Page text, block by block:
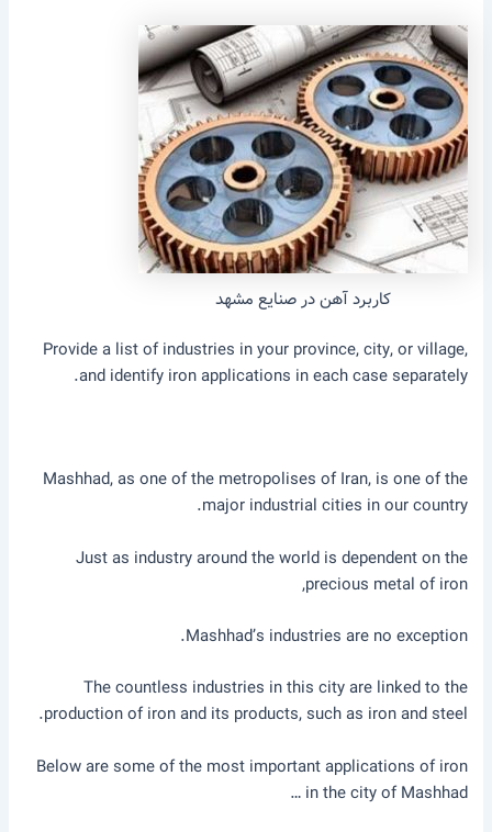
کاربرد آهن در صنایع مشهد
Provide a list of industries in your province, city, or village,
and identify iron applications in each case separately.
Mashhad, as one of the metropolises of Iran, is one of the
major industrial cities in our country.
Just as industry around the world is dependent on the
precious metal of iron,
Mashhad’s industries are no exception.
The countless industries in this city are linked to the
production of iron and its products, such as iron and steel.
Below are some of the most important applications of iron
in the city of Mashhad …